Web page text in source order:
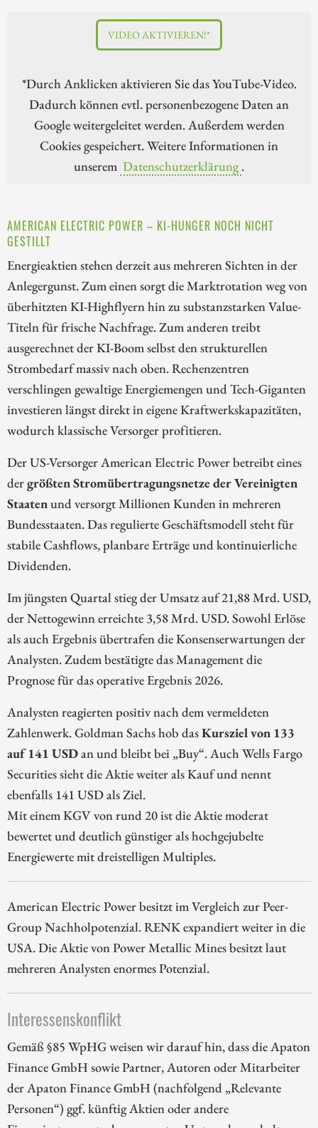
VIDEO AKTIVIEREN!*
*Durch Anklicken aktivieren Sie das YouTube-Video.
Dadurch können evtl. personenbezogene Daten an
Google weitergeleitet werden. Außerdem werden
Cookies gespeichert. Weitere Informationen in
unserem Datenschutzerklärung .
AMERICAN ELECTRIC POWER – KI-HUNGER NOCH NICHT
GESTILLT
Energieaktien stehen derzeit aus mehreren Sichten in der
Anlegergunst. Zum einen sorgt die Marktrotation weg von
überhitzten KI-Highflyern hin zu substanzstarken Value-
Titeln für frische Nachfrage. Zum anderen treibt
ausgerechnet der KI-Boom selbst den strukturellen
Strombedarf massiv nach oben. Rechenzentren
verschlingen gewaltige Energiemengen und Tech-Giganten
investieren längst direkt in eigene Kraftwerkskapazitäten,
wodurch klassische Versorger profitieren.
Der US-Versorger American Electric Power betreibt eines
dergrößten Stromübertragungsnetze der Vereinigten
Staatenund versorgt Millionen Kunden in mehreren
Bundesstaaten. Das regulierte Geschäftsmodell steht für
stabile Cashflows, planbare Erträge und kontinuierliche
Dividenden.
Im jüngsten Quartal stieg der Umsatz auf 21,88 Mrd. USD,
der Nettogewinn erreichte 3,58 Mrd. USD. Sowohl Erlöse
als auch Ergebnis übertrafen die Konsenserwartungen der
Analysten. Zudem bestätigte das Management die
Prognose für das operative Ergebnis 2026.
Analysten reagierten positiv nach dem vermeldeten
Zahlenwerk. Goldman Sachs hob dasKursziel von 133
auf 141 USDan und bleibt bei „Buy“. Auch Wells Fargo
Securities sieht die Aktie weiter als Kauf und nennt
ebenfalls 141 USD als Ziel.
Mit einem KGV von rund 20 ist die Aktie moderat
bewertet und deutlich günstiger als hochgejubelte
Energiewerte mit dreistelligen Multiples.
American Electric Power besitzt im Vergleich zur Peer-
Group Nachholpotenzial. RENK expandiert weiter in die
USA. Die Aktie von Power Metallic Mines besitzt laut
mehreren Analysten enormes Potenzial.
Interessenskonflikt
Gemäß §85 WpHG weisen wir darauf hin, dass die Apaton
Finance GmbH sowie Partner, Autoren oder Mitarbeiter
der Apaton Finance GmbH (nachfolgend „Relevante
Personen“) ggf. künftig Aktien oder andere